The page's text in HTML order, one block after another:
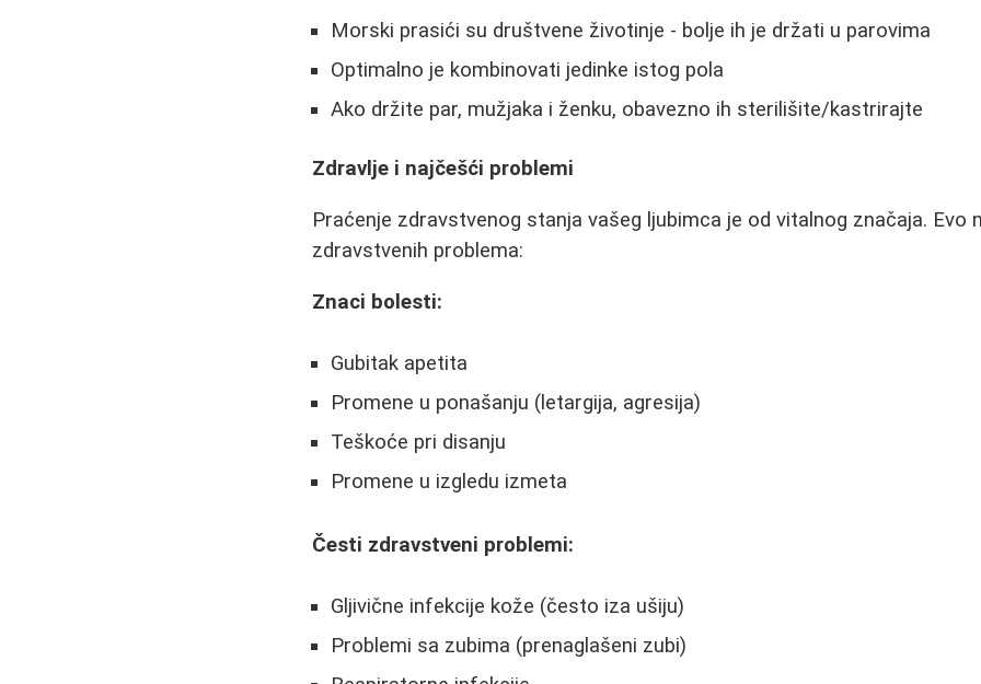
Morski prasići su društvene životinje - bolje ih je držati u parovima
Optimalno je kombinovati jedinke istog pola
Ako držite par, mužjaka i ženku, obavezno ih sterilišite/kastrirajte
Zdravlje i najčešći problemi
Praćenje zdravstvenog stanja vašeg ljubimca je od vitalnog značaja. Evo
zdravstvenih problema:
Znaci bolesti:
Gubitak apetita
Promene u ponašanju (letargija, agresija)
Teškoće pri disanju
Promene u izgledu izmeta
Česti zdravstveni problemi:
Gljivične infekcije kože (često iza ušiju)
Problemi sa zubima (prenaglašeni zubi)